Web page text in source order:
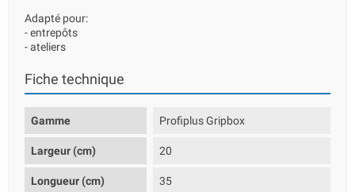
Adapté pour:
- entrepôts
- ateliers
Fiche technique
Gamme Profiplus Gripbox
Largeur (cm) 20
Longueur (cm) 35